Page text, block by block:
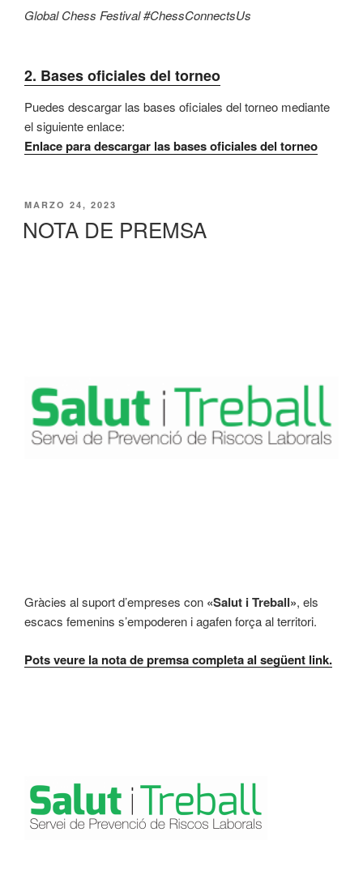
Global Chess Festival #ChessConnectsUs
2. Bases oficiales del torneo
Puedes descargar las bases oficiales del torneo mediante
el siguiente enlace:
Enlace para descargar las bases oficiales del torneo
PUBLICADO
MARZO 24, 2023
NOTA DE PREMSA
Gràcies al suport d’empreses con «Salut i Treball», els
escacs femenins s’empoderen i agafen força al territori.
Pots veure la nota de premsa completa al següent link.